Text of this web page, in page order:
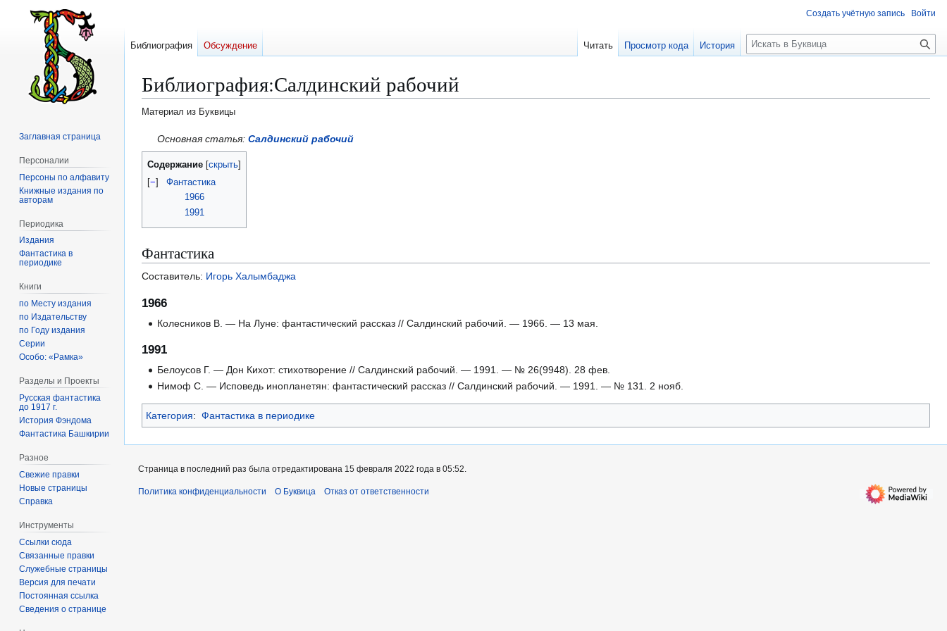
Библиография:Салдинский рабочий
Материал из Буквицы
Перейти
к
навигации
Перейти
к
поиску
Основная статья:Салдинский рабочий
Содержание
[−]
Фантастика
1966
1991
Фантастика
Составитель: Игорь Халымбаджа
1966
Колесников В. — На Луне: фантастический рассказ // Салдинский рабочий. — 1966. — 13 мая.
1991
Белоусов Г. — Дон Кихот: стихотворение // Салдинский рабочий. — 1991. — № 26(9948). 28 фев.
Нимоф С. — Исповедь инопланетян: фантастический рассказ // Салдинский рабочий. — 1991. — № 131. 2 нояб.
Категория: Фантастика в периодике
Создать учётную запись Войти
Библиография Обсуждение Читать Просмотр кода История
П
о
к
Заглавная страница
Персоналии
Персоны по алфавиту
Книжные издания по
авторам
Периодика
Издания
Фантастика в
периодике
Книги
по Месту издания
по Издательству
по Году издания
Серии
Особо: «Рамка»
Разделы и Проекты
Русская фантастика
до 1917 г.
История Фэндома
Фантастика Башкирии
Разное
Свежие правки
Новые страницы
Справка
Инструменты
Ссылки сюда
Связанные правки
Служебные страницы
Версия для печати
Постоянная ссылка
Сведения о странице
Страница в последний раз была отредактирована 15 февраля 2022 года в 05:52.
Политика конфиденциальности О Буквица Отказ от ответственности